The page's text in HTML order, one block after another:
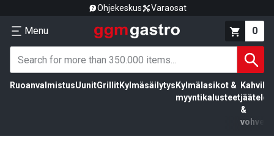
Ohjekeskus Varaosat
Menu 0
RuoanvalmistusUunitGrillitKylmäsäilytys Kylmälasikot &
myyntikalusteet
Kahvila,
jäätelö
&
vohvelit